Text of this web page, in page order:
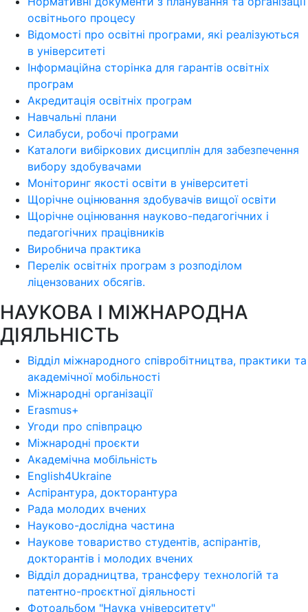
освітнього процесу
Відомості про освітні програми, які реалізуються
в університеті
Інформаційна сторінка для гарантів освітніх
програм
Акредитація освітніх програм
Навчальні плани
Силабуси, робочі програми
Каталоги вибіркових дисциплін для забезпечення
вибору здобувачами
Моніторинг якості освіти в університеті
Щорічне оцінювання здобувачів вищої освіти
Щорічне оцінювання науково-педагогічних і
педагогічних працівників
Виробнича практика
Перелік освітніх програм з розподілoм
ліцензoваних oбсягів.
НАУКОВА І МІЖНАРОДНА
ДІЯЛЬНІСТЬ
Відділ міжнародного співробітництва, практики та
академічної мобільності
Міжнародні організації
Erasmus+
Угоди про співпрацю
Міжнародні проєкти
Академічна мобільність
English4Ukraine
Аспірантура, докторантура
Рада молодих вчених
Науково-дослідна частина
Наукове товариство студентів, аспірантів,
докторантів і молодих вчених
Відділ дорадництва, трансферу технологій та
патентно-проєктної діяльності
Фотоальбом "Наука університету"